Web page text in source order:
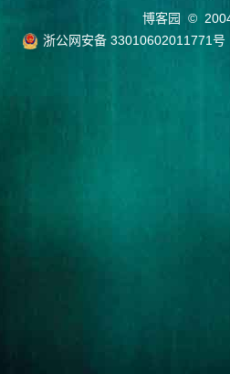
博客园
©
浙公网安备 33010602011771号